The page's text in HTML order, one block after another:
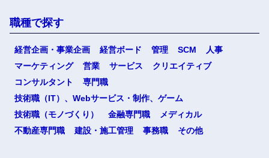
職種で探す
経営企画・事業企画 経営ボード 管理 SCM
人事
マーケティング
営業 サービス
クリエイティブ
コンサルタント
専門職
技術職（IT）、Webサービス・制作、ゲーム
技術職（モノづくり）
金融専門職
メディカル
不動産専門職
建設・施工管理 事務職 その他